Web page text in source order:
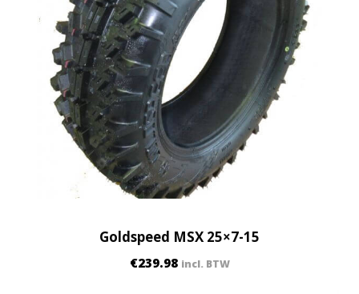
Goldspeed MSX 25×7-15
€239.98 incl. BTW